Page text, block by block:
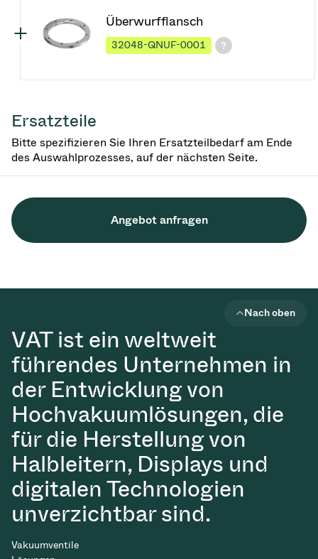
Überwurfflansch
32048-QNUF-0001
Ersatzteile
Bitte spezifizieren Sie Ihren Ersatzteilbedarf am Ende
des Auswahlprozesses, auf der nächsten Seite.
Angebot anfragen
VAT ist ein weltweit
führendes Unternehmen in
der Entwicklung von
Hochvakuumlösungen, die
für die Herstellung von
Halbleitern, Displays und
digitalen Technologien
unverzichtbar sind.
Nach oben
Vakuumventile